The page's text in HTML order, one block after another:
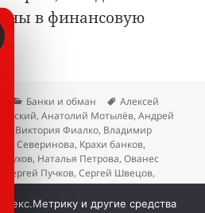
в финансовую
Рубрики
Банки и обман Метки
Алексей
,Анатолий Мотылёв,Андрей
Виктория Фиалко, Владимир
Северинова, Крахи банков,
Сухов, Наталья Петрова,Ованес
Сергей Пучков,Сергей Швецов,
Абрамов
к записи Анатолий Мотылёв: крах
и другие средства